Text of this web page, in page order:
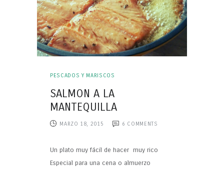
PESCADOS Y MARISCOS
SALMON A LA
MANTEQUILLA
MARZO 18, 2015 6 COMMENTS
Un plato muy fácil de hacer muy rico
Especial para una cena o almuerzo